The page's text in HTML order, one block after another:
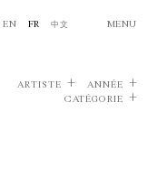
EN FR 中文 MENU
ARTISTE
ANNÉE
CATÉGORIE